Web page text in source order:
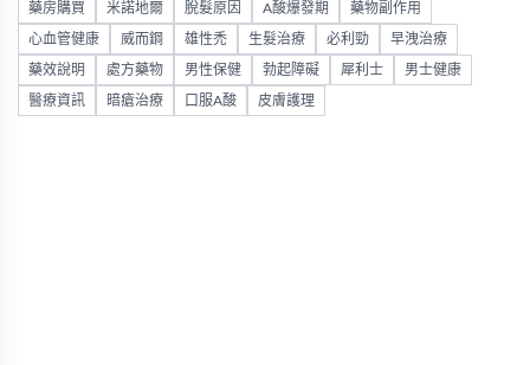
藥房購買 米諾地爾 脫髮原因 A酸爆發期 藥物副作用
心血管健康 威而鋼 雄性禿 生髮治療 必利勁 早洩治療
藥效說明 處方藥物 男性保健 勃起障礙 犀利士 男士健康
醫療資訊 暗瘡治療 口服A酸 皮膚護理